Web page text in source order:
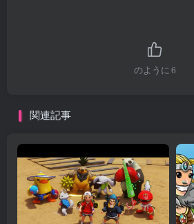
のように 6
関連記事